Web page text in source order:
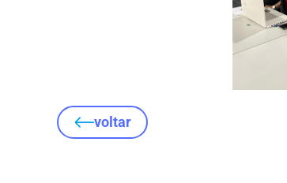
voltar